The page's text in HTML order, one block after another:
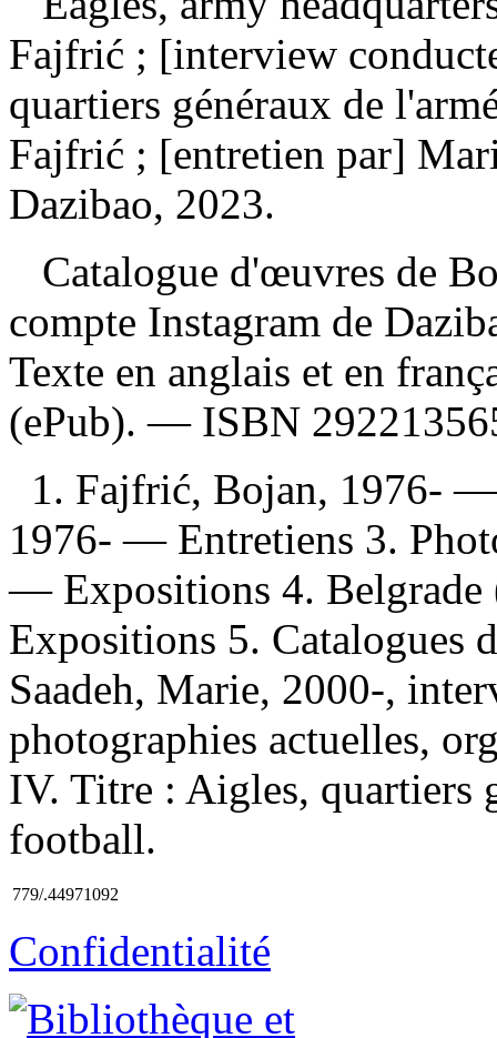
Fajfrić ; [interview
quartiers généraux de
Fajfrić ; [entretien par]
Dazibao, 2023.
Catalogue d'œuvres de
compte Instagram de
Texte en anglais et en
(ePub). — ISBN
1. Fajfrić, Bojan, 1976-
1976- — Entretiens 3.
— Expositions 4.
Expositions 5. Catalogues
Saadeh, Marie, 2000-,
photographies actuelles,
IV. Titre : Aigles, quartiers
football.
779/.44971092
Confidentialité